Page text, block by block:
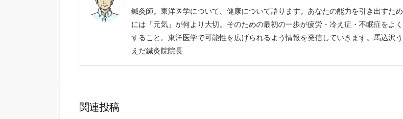
鍼灸師。東洋医学について、健康について語ります。あなたの能力を引き出すため
には「元気」が何より大切。そのための最初の一歩が疲労・冷え症・不眠症をよく
すること。東洋医学で可能性を広げられるよう情報を発信していきます。馬込沢う
えだ鍼灸院院長
関連投稿